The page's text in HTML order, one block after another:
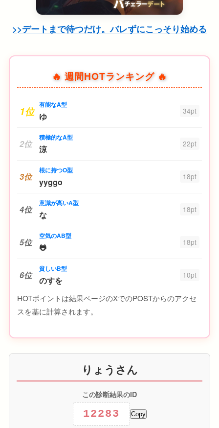
>>デートまで待つだけ。バレずにこっそり始める
🔥 週間HOTランキング 🔥
1位 有能なA型
ゆ 34pt
2位
積極的なA型
涼 22pt
3位
根に持つO型
yyggo 18pt
4位
意識が高いA型
な 18pt
5位
空気のAB型
🐸 18pt
6位
貧しいB型
のすを 10pt
HOTポイントは結果ページのXでのPOSTからのアクセ
スを基に計算されます。
りょうさん
この診断結果のID
12283 Copy